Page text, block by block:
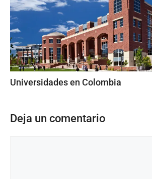
Universidades en Colombia
Deja un comentario